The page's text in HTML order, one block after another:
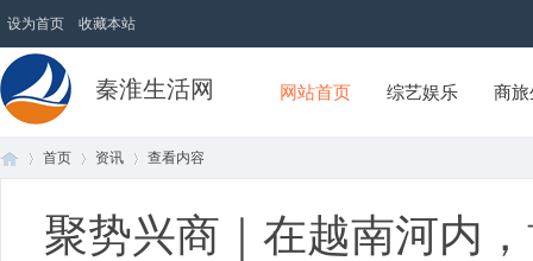
设为首页 收藏本站
秦淮生活网 网站首页 综艺娱乐 商
首页 资讯 查看内容
聚势兴商｜在越南河内